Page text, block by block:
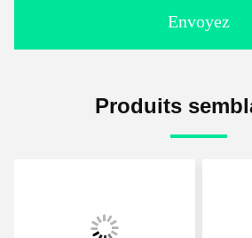
Envoyez
Produits